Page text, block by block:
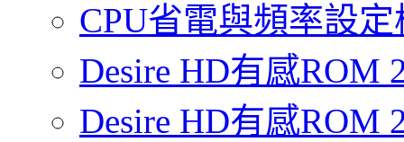
CPU省電與頻率設定
Desire HD有感ROM
Desire HD有感ROM